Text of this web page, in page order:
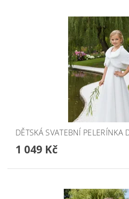
DĚTSKÁ SVATEBNÍ PELERÍNKA
1 049 Kč